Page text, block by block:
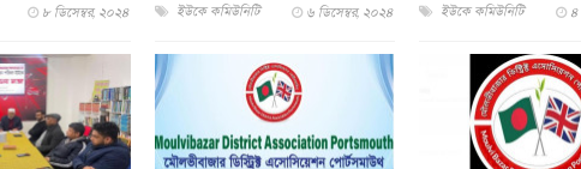
৮ ডিসেম্বর, ২০২৪ ইউকে কমিউনিটি ৬ ডিসেম্বর, ২০২৪ ইউকে কমিউনিটি ৪